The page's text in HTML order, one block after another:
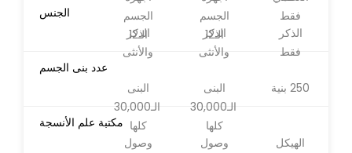
الجنس
عدد بنى الجسم
مكتبة علم الأنسجة
فقط
الذكر
فقط
250 بنية
الهيكل
الجسم
الـ12
الذكر
والأنثى
البنى
الـ30,000
كلها
وصول
الجسم
الـ12
الذكر
والأنثى
البنى
الـ30,000
كلها
وصول